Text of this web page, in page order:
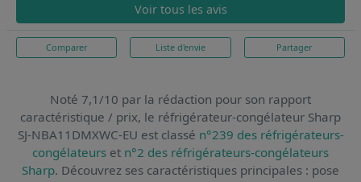
Voir tous les avis
Comparer Liste d'envie Partager
Noté 7,1/10 par la rédaction pour son rapport
caractéristique / prix, le réfrigérateur-congélateur Sharp
SJ-NBA11DMXWC-EU est classé n°239 des réfrigérateurs-
congélateurs et n°2 des réfrigérateurs-congélateurs
Sharp. Découvrez ses caractéristiques principales : pose